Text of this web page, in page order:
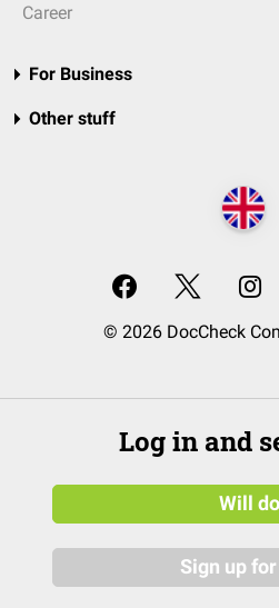
Career
For Business
Other stuff
© 2026 DocCheck
Log in and
Will do
Sign up